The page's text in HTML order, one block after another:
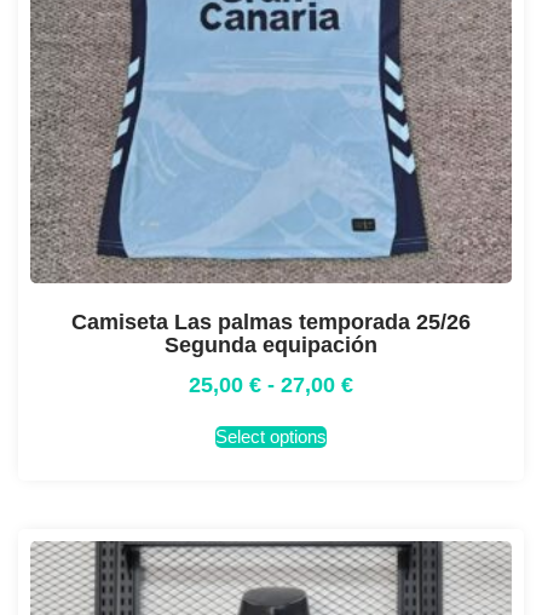
Camiseta Las palmas temporada 25/26
Segunda equipación
25,00 € - 27,00 €
Select options